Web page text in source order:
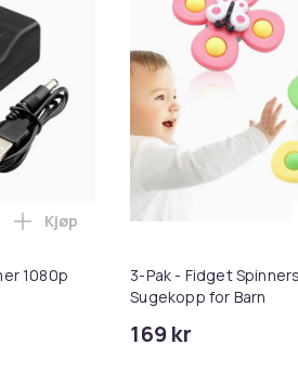
1080p
Legg SCART til HDMI-omformer
Kjøp
3-Pak - Fidget
Sugekopp for Barn
169 kr